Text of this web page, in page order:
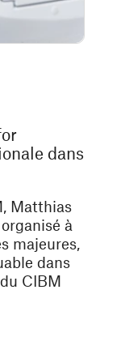
dans
Matthias
à
majeures,
dans
CIBM